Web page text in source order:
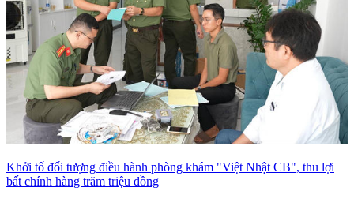
Khởi tố đối tượng điều hành phòng khám "Việt Nhật CB", thu lợi
bất chính hàng trăm triệu đồng